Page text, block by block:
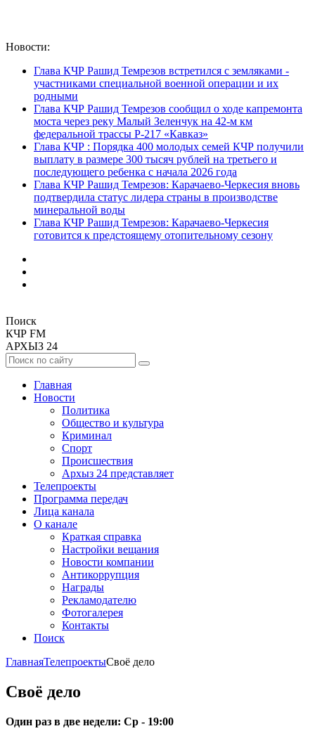
Новости:
Глава КЧР Рашид Темрезов встретился с земляками -
участниками специальной военной операции и их
родными
Глава КЧР Рашид Темрезов сообщил о ходе капремонта
моста через реку Малый Зеленчук на 42-м км
федеральной трассы Р-217 «Кавказ»
Глава КЧР : Порядка 400 молодых семей КЧР получили
выплату в размере 300 тысяч рублей на третьего и
последующего ребенка с начала 2026 года
Глава КЧР Рашид Темрезов: Карачаево-Черкесия вновь
подтвердила статус лидера страны в производстве
минеральной воды
Глава КЧР Рашид Темрезов: Карачаево-Черкесия
готовится к предстоящему отопительному сезону
Поиск
КЧР FM
АРХЫЗ 24
Главная
Новости
Политика
Общество и культура
Криминал
Спорт
Происшествия
Архыз 24 представляет
Телепроекты
Программа передач
Лица канала
О канале
Краткая справка
Настройки вещания
Новости компании
Антикоррупция
Награды
Рекламодателю
Фотогалерея
Контакты
Поиск
ГлавнаяТелепроектыСвоё дело
Своё дело
Один раз в две недели: Ср - 19:00